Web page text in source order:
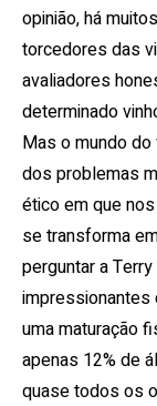
opinião, há
torcedores das
avaliadores
determinado
Mas o mundo
dos problemas
ético em que
se transforma
perguntar a
impressionantes
uma maturação
apenas 12% de
quase todos os